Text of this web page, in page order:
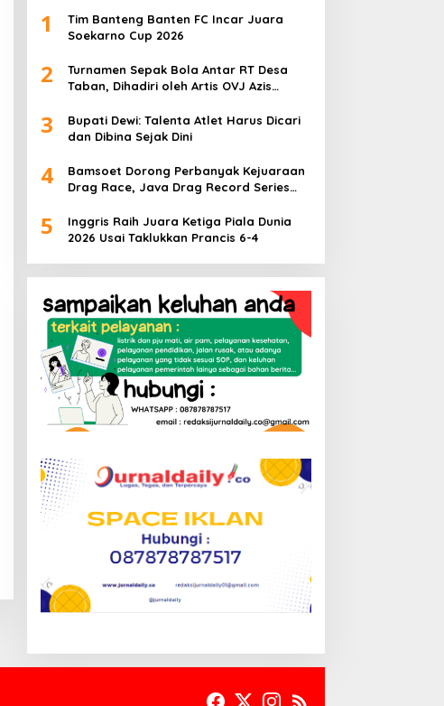
1
Tim Banteng Banten FC Incar Juara
Soekarno Cup 2026
2
Turnamen Sepak Bola Antar RT Desa
Taban, Dihadiri oleh Artis OVJ Azis
3
Bupati Dewi: Talenta Atlet Harus Dicari
dan Dibina Sejak Dini
4
Bamsoet Dorong Perbanyak Kejuaraan
Drag Race, Java Drag Record Series
Muda
5
Inggris Raih Juara Ketiga Piala Dunia
2026 Usai Taklukkan Prancis 6-4